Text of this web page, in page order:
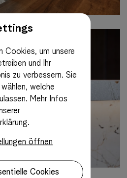
Cookies, um unsere
und Ihr
zu verbessern. Sie
welche
Mehr Infos
öffnen
Cookies